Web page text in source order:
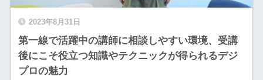
2023年8月31日
第一線で活躍中の講師に相談しやすい環境、受講
後にこそ役立つ知識やテクニックが得られるデジ
プロの魅力